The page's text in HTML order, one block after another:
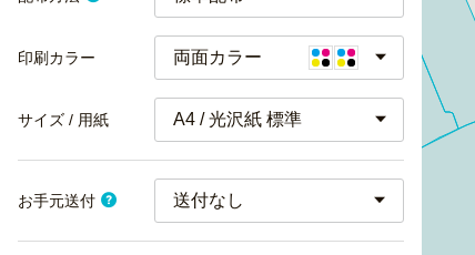
印刷カラー 両面カラー
サイズ / 用紙 A4 / 光沢紙 標準
お手元送付